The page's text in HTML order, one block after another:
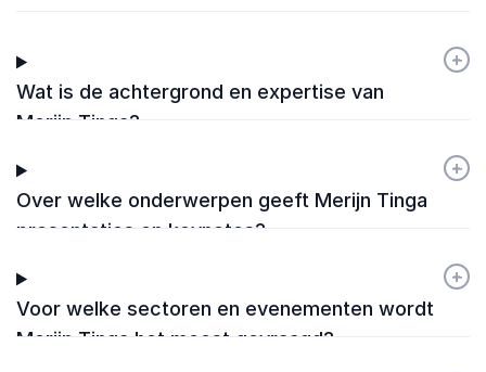
Wat is de achtergrond en expertise van
Merijn Tinga?
+
-
Over welke onderwerpen geeft Merijn Tinga
presentaties en keynotes?
+
-
Voor welke sectoren en evenementen wordt
Merijn Tinga het meest gevraagd?
+
-